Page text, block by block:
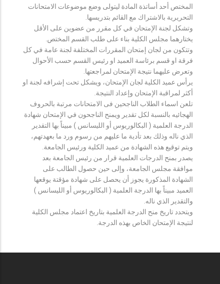
المختص أحد أساتذة المادة ليتولى وضع موضوعات الامتحانات
التحريرية بالاشتراك مع القائم بتدريسها.
وتشكل لجنة الإمتحان في كل مقرر من عضوين على الأقل
يختارهما مجلس الكلية بناء على طلب القسم المختص.
وتتكون من لجان إمتحان المقررات المختلفة لجنة عامة في كل
فرقة او قسم برئاسة العميد او رئيس القسم حسب الأحوال
وتعرض عليهما نتيجة الإمتحان لمراجعتها.
يرأس عميد الكلية لجان الإمتحان، ويشكل تحت إشرافه لجنة او
أكثر لمراقبة الإمتحان وإعداد النتيجة.
تلعن اسماء الطلاب الناجحين فى الامتحانات مرتبة بالحروف
الهجائيه بالنسبة لكل تقدير ويمنح الناجحون في الإمتحان شهادة
الدرجة العلمية ( البكالوريوس أو الليسانس ) مبيناً بها التقدير
الذي ناله وذلك بعد تأدية ما عليهم من رسوم ورد ما بعهدتهم،
ويتم توقيع هذه الشهادة من عميد الكلية ورئيس الجامعة.
يصدر بمنح الدرجات العلمية قرار من رئيس الجامعة بعد
موافقة مجلس الجامعة، وإلى حين حصول الطالب على
الشهادة المذكورة يجوز أن يحصل على شهادة مؤقتة يوقعها
العميد مبيناً بها الدرجة العلمية ( البكالوريوس أو الليسانس )
والتقدير الذي ناله.
ويتحدد تاريخ منح الدرجة العلمية بتاريخ اعتماد مجلس الكلية
لنتيجة الإمتحان الخاص بهذه الدرجة.